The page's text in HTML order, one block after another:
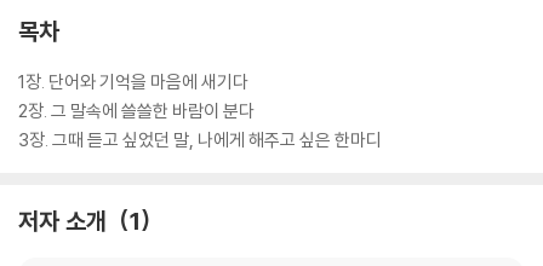
하는 책이다. 페이지를 한 장 한 장 넘기다 보면 별거 아닌 말 한마디에 힘
은 사람들의 이야기들이 스며들어와 삶의 고단함에 차갑게 식었던 마음의
온도가 서서히 높아지며 가슴이 두근거리는 것들을 느낄 수 있을 것이다.
목차
1장. 단어와 기억을 마음에 새기다
2장. 그 말속에 쓸쓸한 바람이 분다
3장. 그때 듣고 싶었던 말, 나에게 해주고 싶은 한마디
저자 소개 1